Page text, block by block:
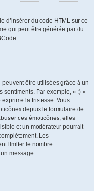
d’insérer du code HTML sur ce
qui peut être générée par du
être utilisées grâce à un
sentiments. Par exemple, « :) »
exprime la tristesse. Vous
depuis le formulaire de
des émoticônes, elles
et un modérateur pourrait
Les
limiter le nombre
un message.